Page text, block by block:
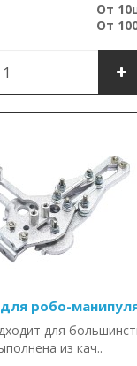
От
От
робо-
для
из кач..